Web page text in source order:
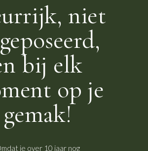
niet
bij elk
op je
gemak!
je over 10 jaar nog